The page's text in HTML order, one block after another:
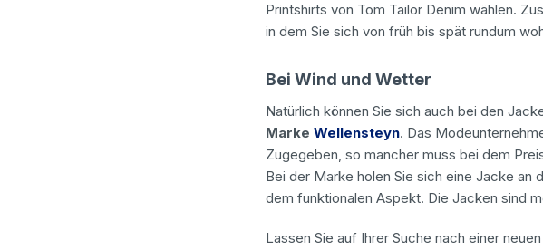
Printshirts von Tom Tailor Denim wählen.
in dem Sie sich von früh bis spät rundum
Bei Wind und Wetter
Natürlich können Sie sich auch bei den
Marke Wellensteyn. Das
Zugegeben, so mancher muss bei dem
Bei der Marke holen Sie sich eine Jacke
dem funktionalen Aspekt. Die Jacken sind
Lassen Sie auf Ihrer Suche nach einer